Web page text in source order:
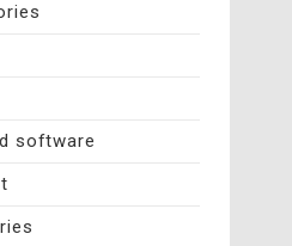
software